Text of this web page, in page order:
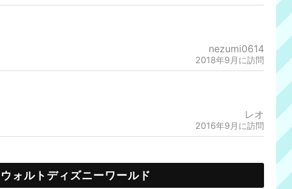
nezumi0614
2018年9月に訪問
レオ
2016年9月に訪問
ウォルトディズニーワールド